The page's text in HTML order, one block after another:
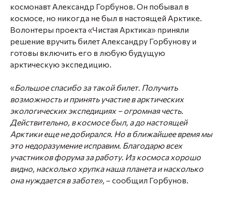
космонавт Александр Горбунов. Он побывал в
космосе, но никогда не был в настоящей Арктике.
Волонтеры проекта «Чистая Арктика» приняли
решение вручить билет Александру Горбунову и
готовы включить его в любую будущую
арктическую экспедицию.
«Большое спасибо за такой билет. Получить
возможность и принять участие в арктических
экологических экспедициях – огромная честь.
Действительно, в космосе был, а до настоящей
Арктики еще не добирался. Но в ближайшее время мы
это недоразумение исправим. Благодарю всех
участников форума за работу. Из космоса хорошо
видно, насколько хрупка наша планета и насколько
она нуждается в заботе», – сообщил Горбунов.